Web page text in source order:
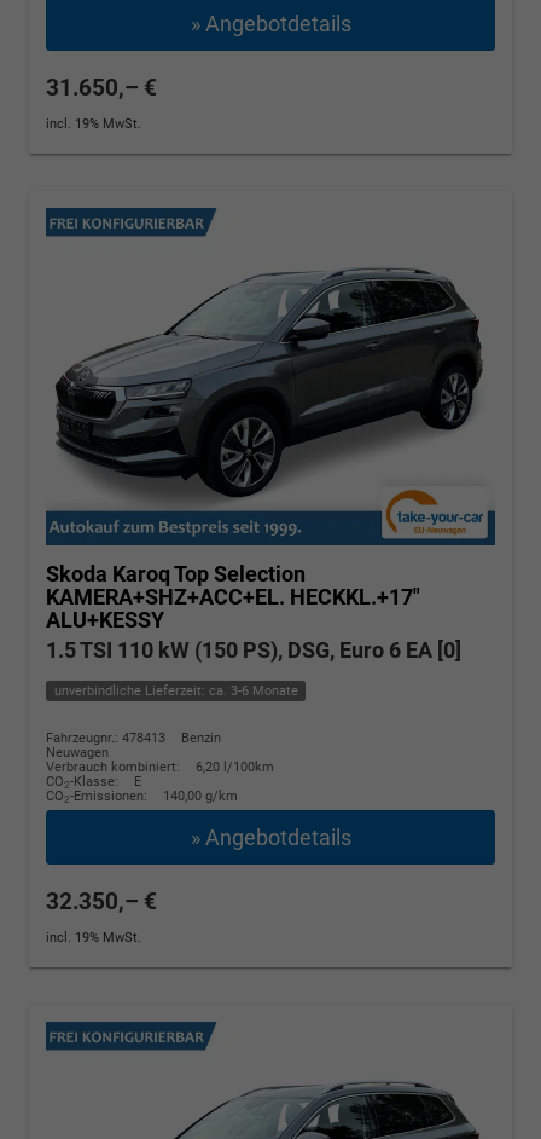
» Angebotdetails
31.650,– €
incl. 19% MwSt.
Skoda KaroqTop Selection
KAMERA+SHZ+ACC+EL. HECKKL.+17"
ALU+KESSY
1.5 TSI 110 kW (150 PS), DSG, Euro 6 EA [0]
unverbindliche Lieferzeit: ca. 3-6 Monate
Fahrzeugnr.: 478413
Benzin
Neuwagen
Verbrauch kombiniert:
6,20 l/100km
CO2-Klasse:
E
CO2-Emissionen: 140,00 g/km
» Angebotdetails
32.350,– €
incl. 19% MwSt.